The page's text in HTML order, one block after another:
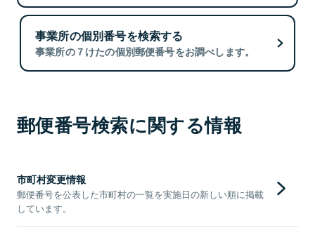
事業所の個別番号を検索する
事業所の７けたの個別郵便番号をお調べします。
郵便番号検索に関する情報
市町村変更情報
郵便番号を公表した市町村の一覧を実施日の新しい順に掲載
しています。